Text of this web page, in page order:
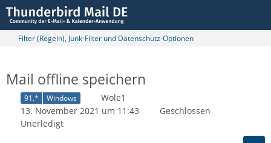
Filter (Regeln), Junk-Filter und Datenschutz-Optionen
Mail offline speichern
91.* Windows
Wole1
13. November 2021 um 11:43
Geschlossen
Unerledigt